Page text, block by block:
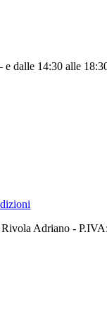
e dalle 14:30 alle
Adriano -